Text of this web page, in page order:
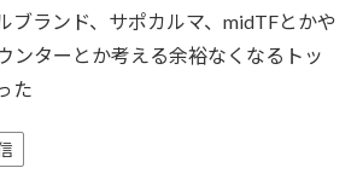
ブランド、サポカルマ、midTFとかや
ンターとか考える余裕なくなるトッ
た